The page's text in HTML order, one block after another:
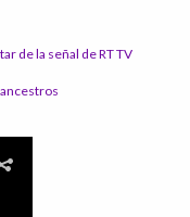
de la señal de RT TV